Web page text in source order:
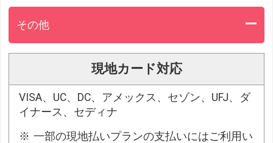
その他
現地カード対応
VISA、UC、DC、アメックス、セゾン、UFJ、ダ
イナース、セディナ
一部の現地払いプランの支払いにはご利用い